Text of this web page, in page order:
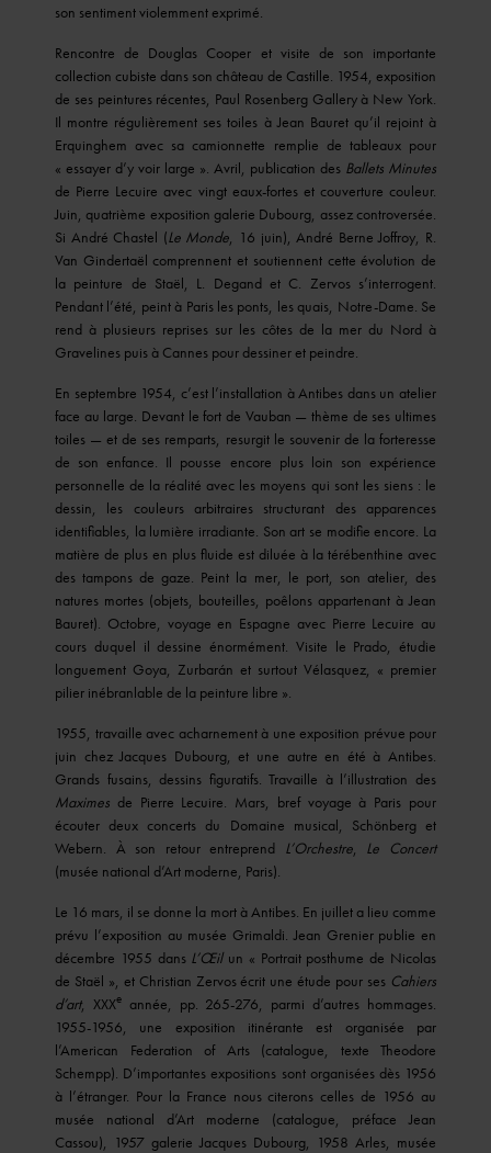
son sentiment violemment exprimé.
Rencontre de Douglas Cooper et visite de son importante
collection cubiste dans son château de Castille. 1954, exposition
de ses peintures récentes, Paul Rosenberg Gallery à New York.
Il montre régulièrement ses toiles à Jean Bauret qu’il rejoint à
Erquinghem avec sa camionnette remplie de tableaux pour
« essayer d’y voir large ». Avril, publication des Ballets Minutes
de Pierre Lecuire avec vingt eaux-fortes et couverture couleur.
Juin, quatrième exposition galerie Dubourg, assez controversée.
Si André Chastel (Le Monde , 16 juin), André Berne Joffroy, R.
Van Gindertaël comprennent et soutiennent cette évolution de
la peinture de Staël, L. Degand et C. Zervos s’interrogent.
Pendant l’été, peint à Paris les ponts, les quais, Notre-Dame. Se
rend à plusieurs reprises sur les côtes de la mer du Nord à
Gravelines puis à Cannes pour dessiner et peindre.
En septembre 1954, c’est l’installation à Antibes dans un atelier
face au large. Devant le fort de Vauban — thème de ses ultimes
toiles — et de ses remparts, resurgit le souvenir de la forteresse
de son enfance. Il pousse encore plus loin son expérience
personnelle de la réalité avec les moyens qui sont les siens : le
dessin, les couleurs arbitraires structurant des apparences
identifiables, la lumière irradiante. Son art se modifie encore. La
matière de plus en plus fluide est diluée à la térébenthine avec
des tampons de gaze. Peint la mer, le port, son atelier, des
natures mortes (objets, bouteilles, poêlons appartenant à Jean
Bauret). Octobre, voyage en Espagne avec Pierre Lecuire au
cours duquel il dessine énormément. Visite le Prado, étudie
longuement Goya, Zurbarán et surtout Vélasquez, « premier
pilier inébranlable de la peinture libre ».
1955, travaille avec acharnement à une exposition prévue pour
juin chez Jacques Dubourg, et une autre en été à Antibes.
Grands fusains, dessins figuratifs. Travaille à l’illustration des
Maximes de Pierre Lecuire. Mars, bref voyage à Paris pour
écouter deux concerts du Domaine musical, Schönberg et
Webern. À son retour entreprend L’Orchestre, Le Concert
(musée national d’Art moderne, Paris).
Le 16 mars, il se donne la mort à Antibes. En juillet a lieu comme
prévu l’exposition au musée Grimaldi. Jean Grenier publie en
décembre 1955 dans L’Œilun « Portrait posthume de Nicolas
de Staël », et Christian Zervos écrit une étude pour ses Cahiers
d’art, XXXeannée, pp. 265-276, parmi d’autres hommages.
1955-1956, une exposition itinérante est organisée par
l’American Federation of Arts (catalogue, texte Theodore
Schempp). D’importantes expositions sont organisées dès 1956
à l’étranger. Pour la France nous citerons celles de 1956 au
musée national d’Art moderne (catalogue, préface Jean
Cassou), 1957 galerie Jacques Dubourg, 1958 Arles, musée